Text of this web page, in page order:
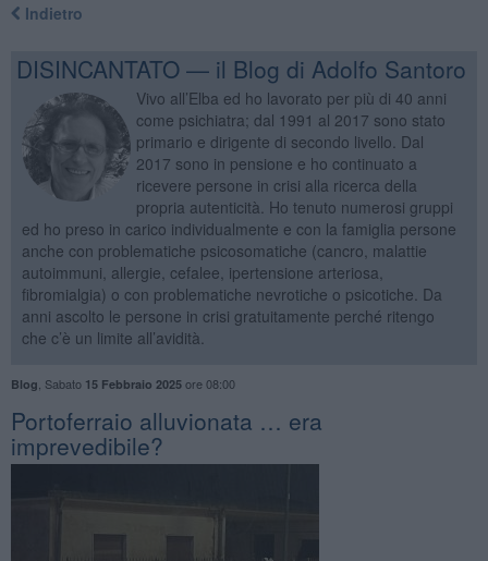
Indietro
DISINCANTATO — il Blog di Adolfo Santoro
Vivo all’Elba ed ho lavorato per più di 40 anni
come psichiatra; dal 1991 al 2017 sono stato
primario e dirigente di secondo livello. Dal
2017 sono in pensione e ho continuato a
ricevere persone in crisi alla ricerca della
propria autenticità. Ho tenuto numerosi gruppi
ed ho preso in carico individualmente e con la famiglia persone
anche con problematiche psicosomatiche (cancro, malattie
autoimmuni, allergie, cefalee, ipertensione arteriosa,
fibromialgia) o con problematiche nevrotiche o psicotiche. Da
anni ascolto le persone in crisi gratuitamente perché ritengo
che c’è un limite all’avidità.
Blog Sabato 15 Febbraio 2025ore 08:00
​Portoferraio alluvionata … era
imprevedibile?